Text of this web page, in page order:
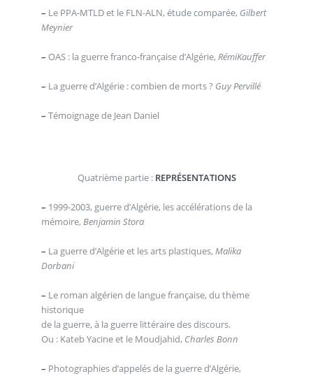
– Le PPA-MTLD et le FLN-ALN, étude comparée, Gilbert
Meynier
– OAS : la guerre franco-française d’Algérie, RémiKauffer
– La guerre d’Algérie : combien de morts ? Guy Pervillé
– Témoignage de Jean Daniel
Quatrième partie : REPRÉSENTATIONS
– 1999-2003, guerre d’Algérie, les accélérations de la
mémoire, Benjamin Stora
– La guerre d’Algérie et les arts plastiques, Malika
Dorbani
– Le roman algérien de langue française, du thème
historique
de la guerre, à la guerre littéraire des discours.
Ou : Kateb Yacine et le Moudjahid, Charles Bonn
– Photographies d’appelés de la guerre d’Algérie,